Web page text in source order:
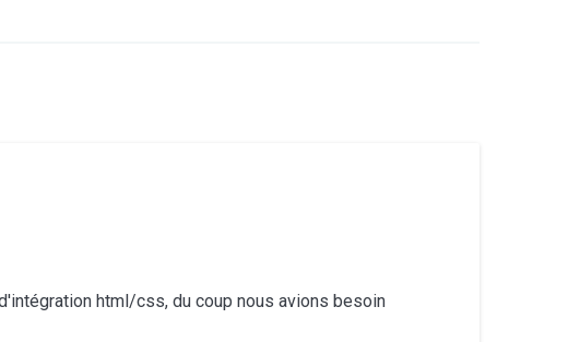
html/css, du coup nous avions besoin